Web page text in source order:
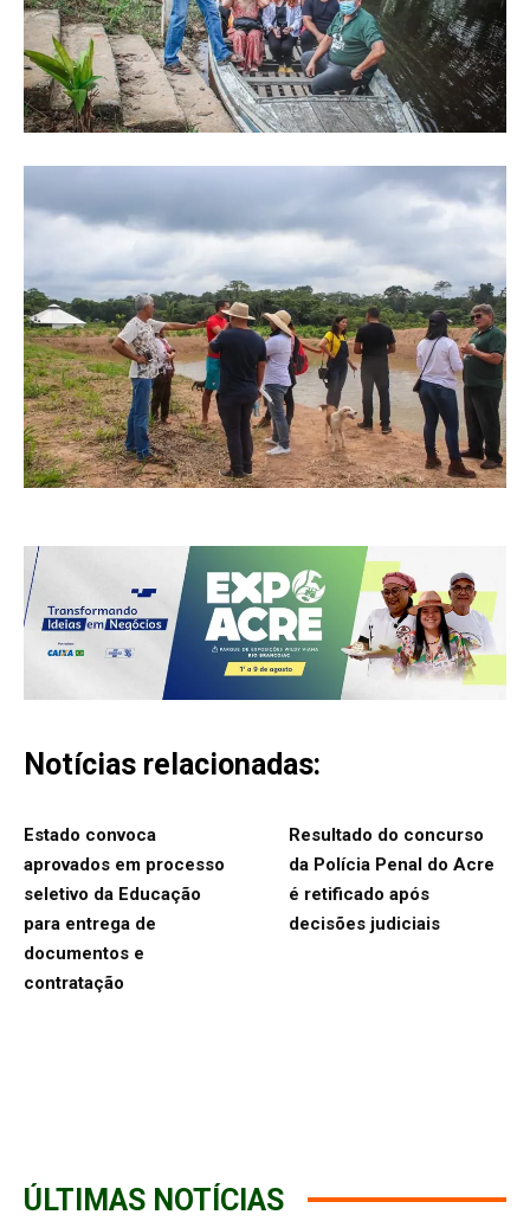
Notícias relacionadas:
Estado convoca
aprovados em processo
seletivo da Educação
para entrega de
documentos e
contratação
Resultado do concurso
da Polícia Penal do Acre
é retificado após
decisões judiciais
ÚLTIMAS NOTÍCIAS